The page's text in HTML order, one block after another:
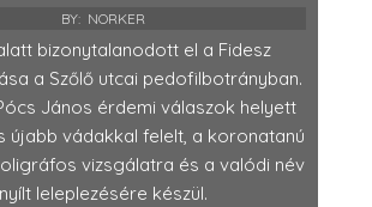
BY: NORKER
bizonytalanodott el a Fidesz
a Szőlő utcai pedofilbotrányban.
János érdemi válaszok helyett
újabb vádakkal felelt, a koronatanú
vizsgálatra és a valódi név
nyílt leleplezésére készül.